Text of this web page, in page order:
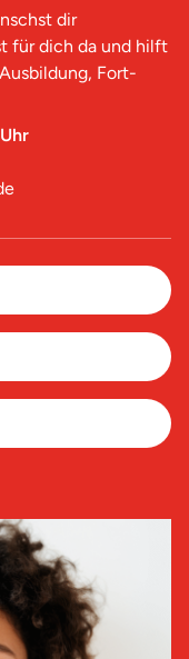
dir
für dich da und hilft
Fort-